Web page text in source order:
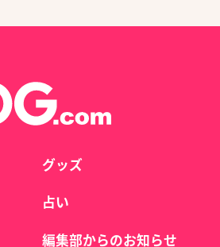
グッズ
占い
編集部からのお知らせ